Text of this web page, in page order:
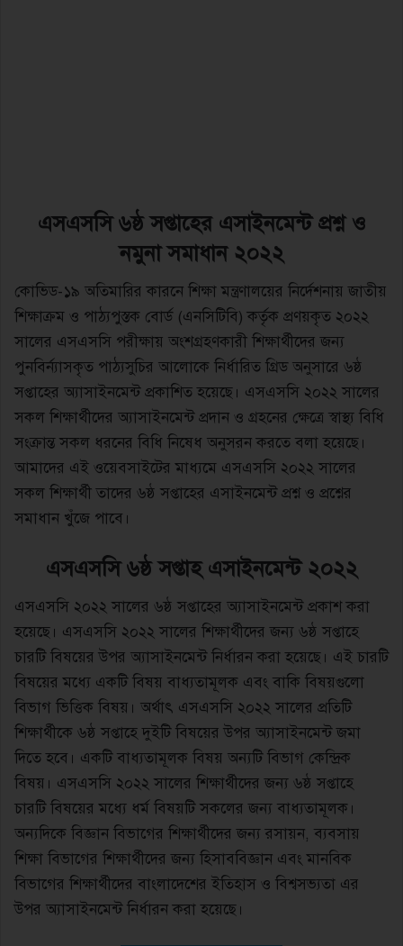
এসএসসি ৬ষ্ঠ সপ্তাহের এসাইনমেন্ট প্রশ্ন ও
নমুনা সমাধান ২০২২
কোভিড-১৯ অতিমারির কারনে শিক্ষা মন্ত্রণালয়ের নির্দেশনায় জাতীয়
শিক্ষাক্রম ও পাঠ্যপুস্তক বোর্ড (এনসিটিবি) কর্তৃক প্রণয়কৃত ২০২২
সালের এসএসসি পরীক্ষায় অংশগ্রহণকারী শিক্ষার্থীদের জন্য
পুনবির্ন্যাসকৃত পাঠ্যসুচির আলোকে নির্ধারিত গ্রিড অনুসারে ৬ষ্ঠ
সপ্তাহের অ্যাসাইনমেন্ট প্রকাশিত হয়েছে। এসএসসি ২০২২ সালের
সকল শিক্ষার্থীদের অ্যাসাইনমেন্ট প্রদান ও গ্রহনের ক্ষেত্রে স্বাস্থ্য বিধি
সংক্রান্ত সকল ধরনের বিধি নিষেধ অনুসরন করতে বলা হয়েছে।
আমাদের এই ওয়েবসাইটের মাধ্যমে এসএসসি ২০২২ সালের
সকল শিক্ষার্থী তাদের ৬ষ্ঠ সপ্তাহের এসাইনমেন্ট প্রশ্ন ও প্রশ্নের
সমাধান খুঁজে পাবে।
এসএসসি ৬ষ্ঠ সপ্তাহ এসাইনমেন্ট ২০২২
এসএসসি ২০২২ সালের ৬ষ্ঠ সপ্তাহের অ্যাসাইনমেন্ট প্রকাশ করা
হয়েছে। এসএসসি ২০২২ সালের শিক্ষার্থীদের জন্য ৬ষ্ঠ সপ্তাহে
চারটি বিষয়ের উপর অ্যাসাইনমেন্ট নির্ধারন করা হয়েছে। এই চারটি
বিষয়ের মধ্যে একটি বিষয় বাধ্যতামূলক এবং বাকি বিষয়গুলো
বিভাগ ভিত্তিক বিষয়। অর্থাৎ এসএসসি ২০২২ সালের প্রতিটি
শিক্ষার্থীকে ৬ষ্ঠ সপ্তাহে দুইটি বিষয়ের উপর অ্যাসাইনমেন্ট জমা
দিতে হবে। একটি বাধ্যতামূলক বিষয় অন্যটি বিভাগ কেন্দ্রিক
বিষয়। এসএসসি ২০২২ সালের শিক্ষার্থীদের জন্য ৬ষ্ঠ সপ্তাহে
চারটি বিষয়ের মধ্যে ধর্ম বিষয়টি সকলের জন্য বাধ্যতামূলক।
অন্যদিকে বিজ্ঞান বিভাগের শিক্ষার্থীদের জন্য রসায়ন, ব্যবসায়
শিক্ষা বিভাগের শিক্ষার্থীদের জন্য হিসাববিজ্ঞান এবং মানবিক
বিভাগের শিক্ষার্থীদের বাংলাদেশের ইতিহাস ও বিশ্বসভ্যতা এর
উপর অ্যাসাইনমেন্ট নির্ধারন করা হয়েছে।